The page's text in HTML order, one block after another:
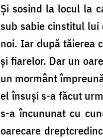
Și sosind la locul la
sub sabie cinstitul lui
noi. Iar după tăierea
și fiarelor. Dar un
un mormânt
el însuși s-a făcut
s-a încununat cu
oarecare